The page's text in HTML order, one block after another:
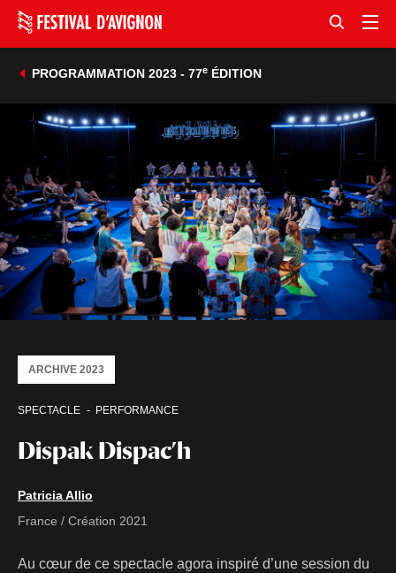
PROGRAMMATION 2023 - 77eÉDITION
Dispak Dispac’h
SPECTACLE PERFORMANCE
ARCHIVE 2023
Patricia Allio
France / Création 2021
Au cœur de ce spectacle agora inspiré d’une session du